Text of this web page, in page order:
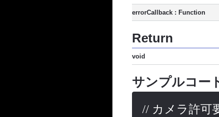
errorCallback : Function
Return
void
サンプルコー
// カメラ許可